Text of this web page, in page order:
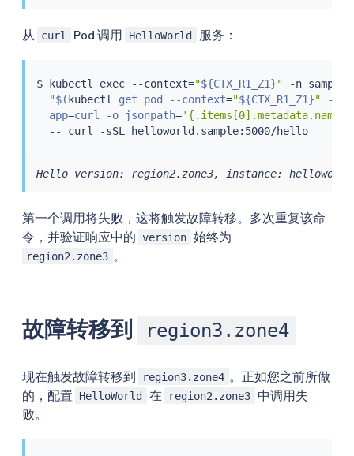
从 curl Pod 调用 HelloWorld 服务：
$ kubectl exec --context="${CTX_R1_Z1}" -n
"$( kubectl get pod --context="${CTX_R1_Z1}" -n
  app
=curl -o jsonpath='{.items[0].metadata.name}'
  --
curl -sSL helloworld.sample:5000/hello
Hello version: region2.zone3, instance: helloworld-
第一个调用将失败，这将触发故障转移。多次重复该命
令，并验证响应中的 version 始终为
region2.zone3
故障转移到 region3.zone4
现在触发故障转移到 region3.zone4
。正如您之前所做
的，配置
HelloWorld 在 region2.zone3 中调用失
败。